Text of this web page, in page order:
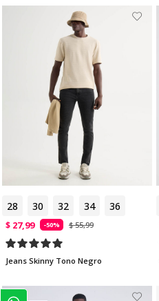
28 30 32 34 36
$ 27,99 -50% $ 55,99
Jeans Skinny Tono Negro